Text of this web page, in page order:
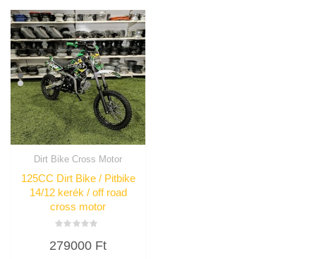
Dirt Bike Cross Motor
125CC Dirt Bike / Pitbike
14/12 kerék / off road
cross motor
0
279000 Ft